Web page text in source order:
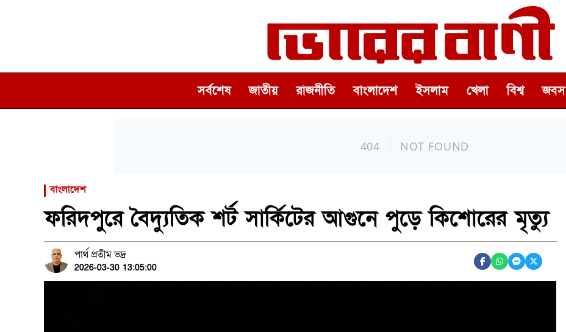
সর্বশেষ জাতীয় রাজনীতি বাংলাদেশ ইসলাম খেলা বিশ্ব জবস
বাংলাদেশ
ফরিদপুরে বৈদ্যুতিক শর্ট সার্কিটের আগুনে পুড়ে কিশোরের মৃত্যু
পার্থ প্রতীম ভদ্র
2026-03-30 13:05:00